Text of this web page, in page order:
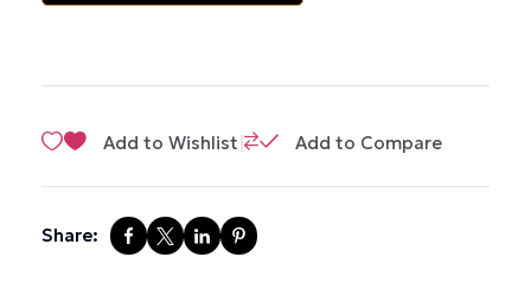
Add to Wishlist| Add to Compare
Share: